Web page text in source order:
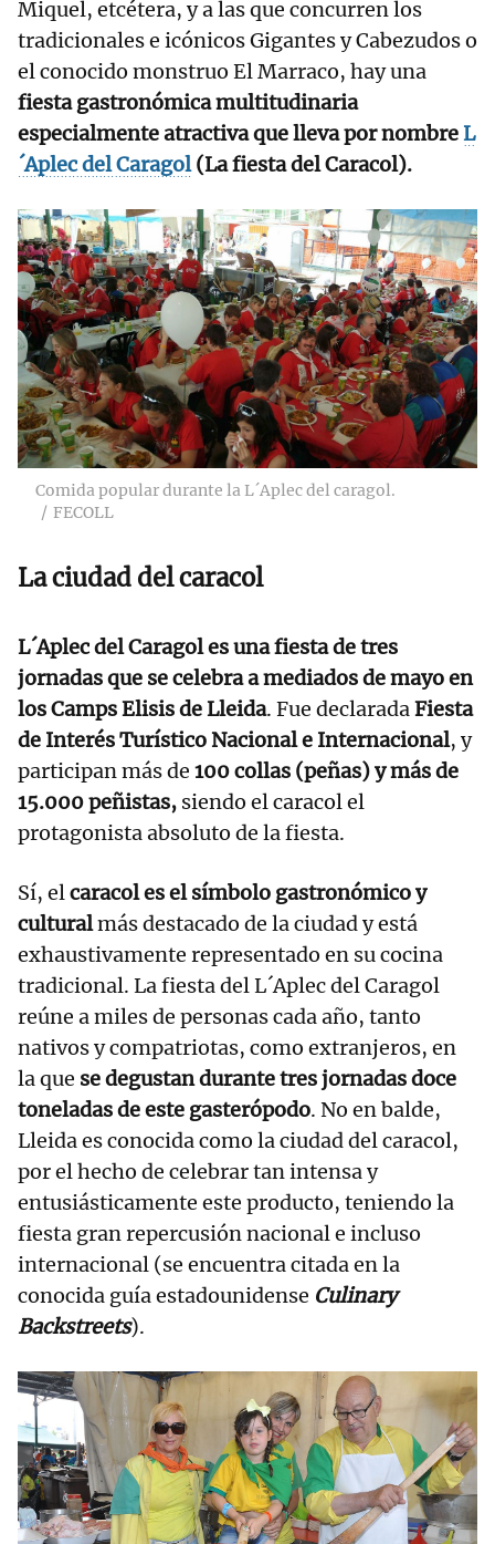
Miquel, etcétera, y a las que concurren los
tradicionales e icónicos Gigantes y Cabezudos o
el conocido monstruo El Marraco, hay una
fiesta gastronómica multitudinaria
especialmente atractiva que lleva por nombreL
´Aplec del Caragol(La fiesta del Caracol).
RELACIONADAS
Descubre
productos gourmet
de verdad en el
canal Paladar
Comida popular durante la L´Aplec del caragol.
FECOLL
La ciudad del caracol
L´Aplec del Caragol es una fiesta de tres
jornadas que se celebra a mediados de mayo en
los Camps Elisis de Lleida. Fue declaradaFiesta
de Interés Turístico Nacional e Internacional, y
participan más de 100 collas (peñas) y más de
15.000 peñistas, siendo el caracol el
protagonista absoluto de la fiesta.
Sí, elcaracol es el símbolo gastronómico y
culturalmás destacado de la ciudad y está
exhaustivamente representado en su cocina
tradicional. La fiesta del L´Aplec del Caragol
reúne a miles de personas cada año, tanto
nativos y compatriotas, como extranjeros, en
la que se degustan durante tres jornadas doce
toneladas de este gasterópodo. No en balde,
Lleida es conocida como la ciudad del caracol,
por el hecho de celebrar tan intensa y
entusiásticamente este producto, teniendo la
fiesta gran repercusión nacional e incluso
internacional (se encuentra citada en la
conocida guía estadounidense Culinary
Backstreets).